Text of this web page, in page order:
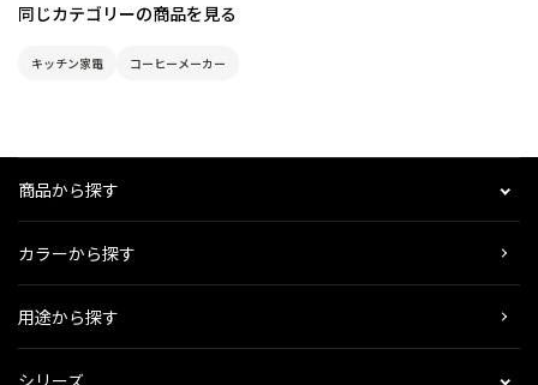
同じカテゴリーの商品を見る
キッチン家電 コーヒーメーカー
商品から探す
カラーから探す
用途から探す